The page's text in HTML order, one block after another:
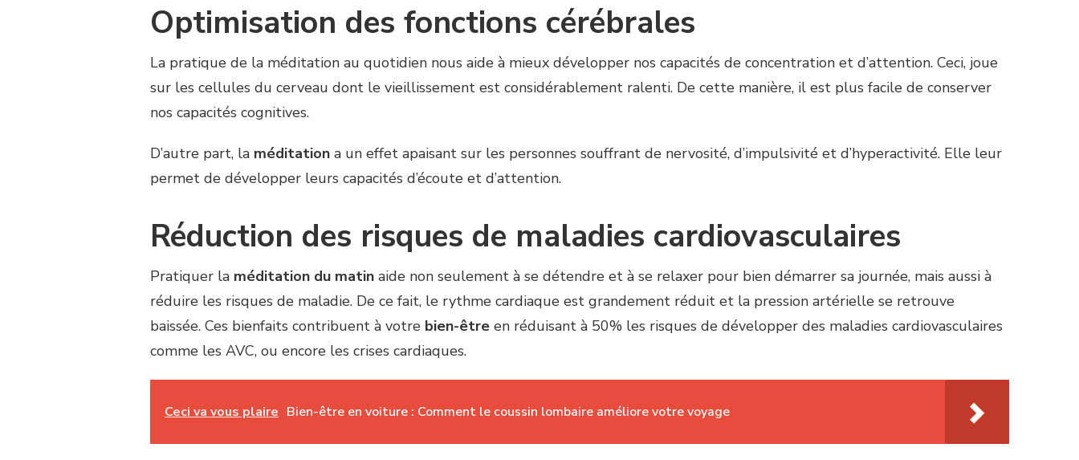
Optimisation des fonctions cérébrales
La pratique de la méditation au quotidien nous aide à mieux développer nos capacités de concentration et d’attention. Ceci, joue
sur les cellules du cerveau dont le vieillissement est considérablement ralenti. De cette manière, il est plus facile de conserver
nos capacités cognitives.
D’autre part, la méditation a un effet apaisant sur les personnes souffrant de nervosité, d’impulsivité et d’hyperactivité. Elle leur
permet de développer leurs capacités d’écoute et d’attention.
Réduction des risques de maladies cardiovasculaires
Pratiquer la méditation du matin aide non seulement à se détendre et à se relaxer pour bien démarrer sa journée, mais aussi à
réduire les risques de maladie. De ce fait, le rythme cardiaque est grandement réduit et la pression artérielle se retrouve
baissée. Ces bienfaits contribuent à votre bien-être en réduisant à 50% les risques de développer des maladies cardiovasculaires
comme les AVC, ou encore les crises cardiaques.
Ceci va vous plaire Bien-être en voiture : Comment le coussin lombaire améliore votre voyage